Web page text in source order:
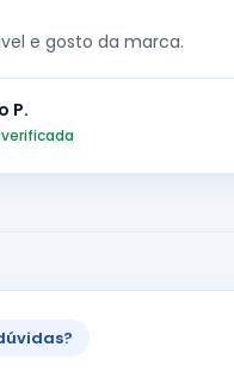
e gosto da marca.
P.